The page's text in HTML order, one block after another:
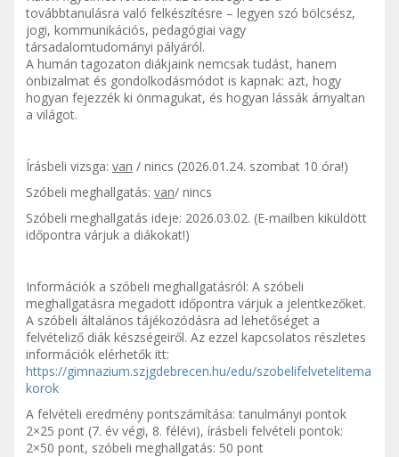
továbbtanulásra való felkészítésre – legyen szó bölcsész,
jogi, kommunikációs, pedagógiai vagy
társadalomtudományi pályáról.
A humán tagozaton diákjaink nemcsak tudást, hanem
önbizalmat és gondolkodásmódot is kapnak: azt, hogy
hogyan fejezzék ki önmagukat, és hogyan lássák árnyaltan
a világot.
Írásbeli vizsga: van / nincs (2026.01.24. szombat 10 óra!)
Szóbeli meghallgatás: van/ nincs
Szóbeli meghallgatás ideje: 2026.03.02. (E-mailben kiküldött
időpontra várjuk a diákokat!)
Információk a szóbeli meghallgatásról: A szóbeli
meghallgatásra megadott időpontra várjuk a jelentkezőket.
A szóbeli általános tájékozódásra ad lehetőséget a
felvételiző diák készségeiről. Az ezzel kapcsolatos részletes
információk elérhetők itt:
https://gimnazium.szjgdebrecen.hu/edu/szobelifelvetelitema
korok
A felvételi eredmény pontszámítása: tanulmányi pontok
2×25 pont (7. év végi, 8. félévi), írásbeli felvételi pontok:
2×50 pont, szóbeli meghallgatás: 50 pont